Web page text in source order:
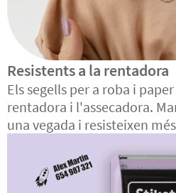
Resistents a la rentadora
Els segells per a roba i
rentadora i l'assecadora.
una vegada i resisteixen